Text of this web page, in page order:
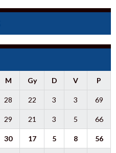
M Gy D V P
28 22 3 3 69
29 21 3 5 66
30 17 5 8 56